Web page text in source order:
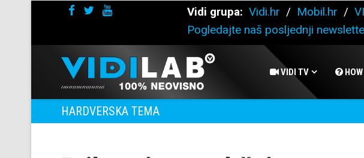
Vidi grupa: Vidi.hr / Mobil.hr /
Pogledajte naš posljednji
VIDI TV
HARDVERSKA TEMA